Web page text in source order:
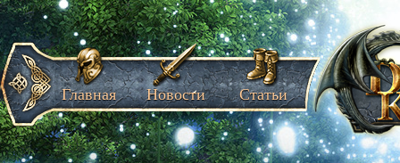
Главная Новости Статьи